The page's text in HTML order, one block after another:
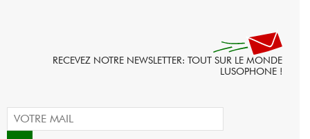
RECEVEZ NOTRE NEWSLETTER: TOUT SUR LE MONDE
LUSOPHONE !